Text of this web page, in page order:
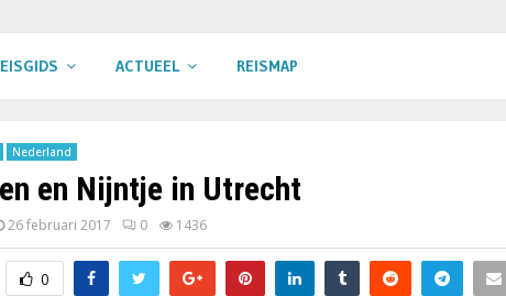
ACTUEEL REISMAP
Nederland
en Nijntje in Utrecht
26 februari 2017 0 1436
0